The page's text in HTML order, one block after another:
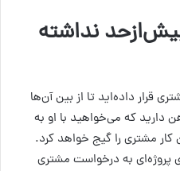
نداشته
قرار داده‌اید تا از بین آن‌ها
دارید که می‌خواهید با او به
کار مشتری را گیج خواهد کرد.
پروژه‌ای به درخواست مشتری